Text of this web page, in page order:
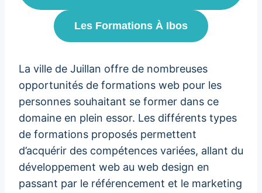
Les Formations À Ibos
La ville de Juillan offre de nombreuses
opportunités de formations web pour les
personnes souhaitant se former dans ce
domaine en plein essor. Les différents types
de formations proposés permettent
d’acquérir des compétences variées, allant du
développement web au web design en
passant par le référencement et le marketing